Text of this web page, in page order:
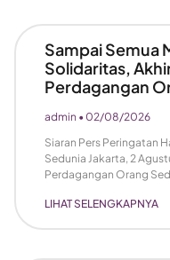
Sampai Semua
Solidaritas,
Perdagangan
admin
02/08/2026
Siaran Pers Peringatan
Sedunia Jakarta, 2
Perdagangan Orang
LIHAT SELENGKAPNYA